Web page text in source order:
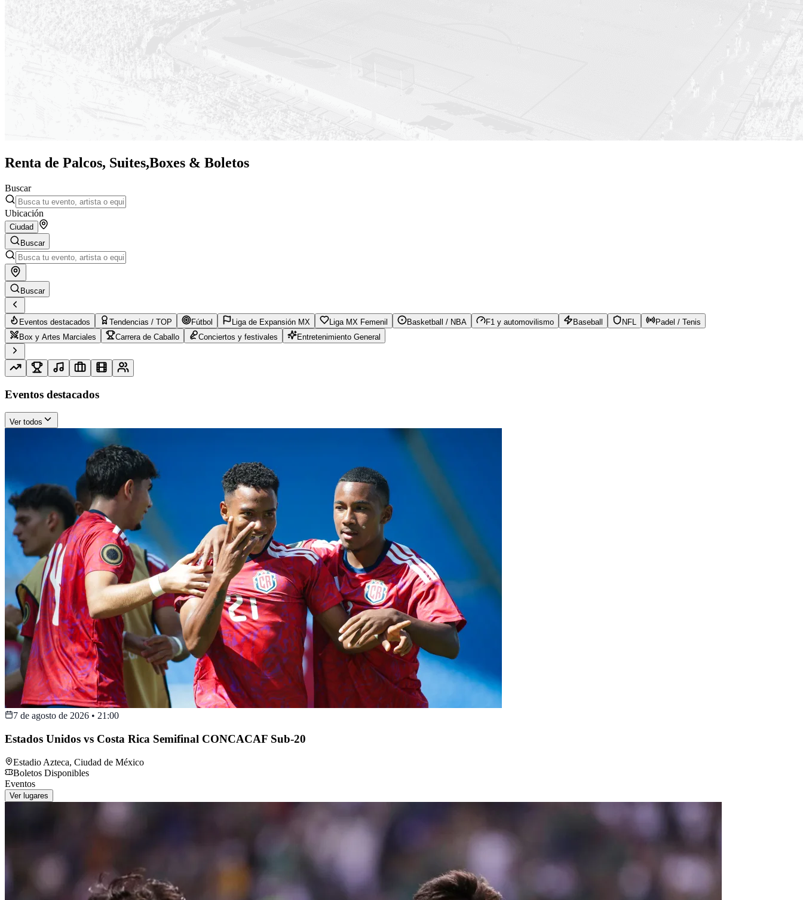
Renta de Palcos, Suites,Boxes & Boletos
Buscar
Ubicación
Ciudad
Buscar
Buscar
Eventos destacados Tendencias / TOP Fútbol Liga de Expansión MX Liga MX Femenil Basketball / NBA F1 y automovilismo Baseball NFL
Padel / Tenis
Box y Artes Marciales
Carrera de Caballo Conciertos y festivales Entretenimiento General
Eventos destacados
Ver todos
7 de agosto de 2026 • 21:00
Estados Unidos vs Costa Rica Semifinal CONCACAF Sub-20
Estadio Azteca, Ciudad de México
Boletos Disponibles
Eventos
Ver lugares